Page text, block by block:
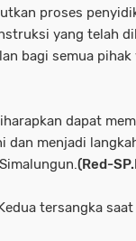
proses
yang telah
bagi semua
dapat
dan menjadi
(Red-
tersangka